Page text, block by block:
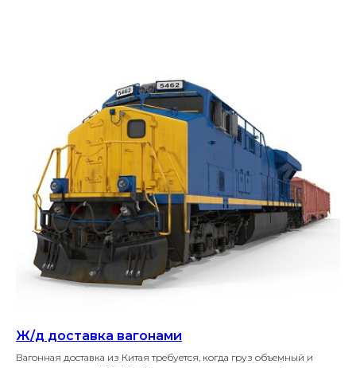
Ж/д доставка вагонами
Вагонная доставка из Китая требуется, когда груз объемный и